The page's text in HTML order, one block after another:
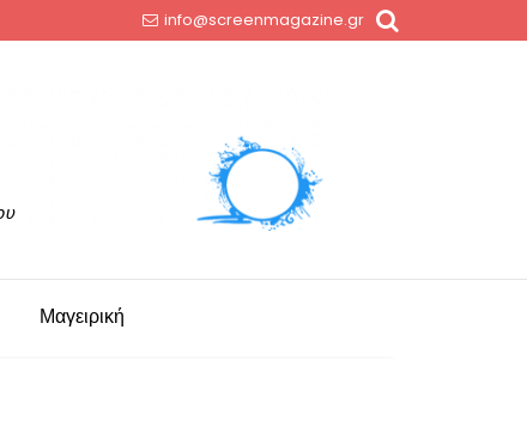
info@screenmagazine.gr
Μαγειρική